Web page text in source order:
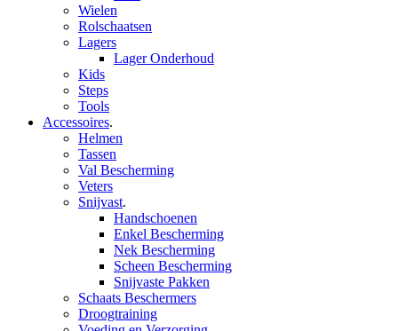
Wielen
Rolschaatsen
Lagers
Lager Onderhoud
Kids
Steps
Tools
Accessoires.
Helmen
Tassen
Val Bescherming
Veters
Snijvast.
Handschoenen
Enkel Bescherming
Nek Bescherming
Scheen Bescherming
Snijvaste Pakken
Schaats Beschermers
Droogtraining